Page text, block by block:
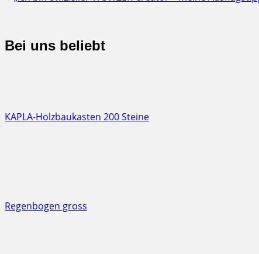
Bei uns beliebt
KAPLA-Holzbaukasten 200 Steine
Regenbogen gross